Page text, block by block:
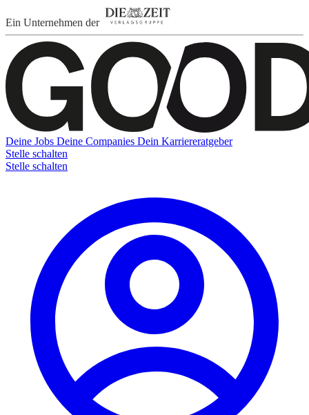
Ein Unternehmen der
Deine Jobs Deine Companies Dein Karriereratgeber
Stelle schalten
Stelle schalten